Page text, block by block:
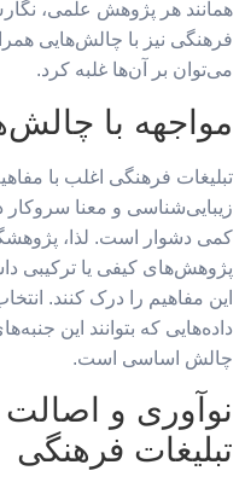
همانند هر پژوهش علمی،
فرهنگی نیز با چالش‌هایی
می‌توان بر آن‌ها غلبه کرد.
مواجهه با
تبلیغات فرهنگی اغلب با
زیبایی‌شناسی و معنا سروکار
کمی دشوار است. لذا،
پژوهش‌های کیفی یا ترکیبی
این مفاهیم را درک کنند.
داده‌هایی که بتوانند این
چالش اساسی است.
نوآوری و
تبلیغات فرهنگی